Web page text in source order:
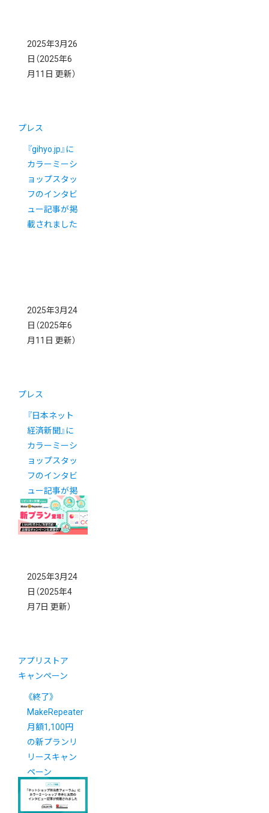
2025年3月26
日 （2025年6
月11日 更新）
プレス
『gihyo.jp⁠』に
カラーミーシ
ョップスタッ
フのインタビ
ュー記事が掲
載されました
2025年3月24
日 （2025年6
月11日 更新）
プレス
『日本ネット
経済新聞』に
カラーミーシ
ョップスタッ
フのインタビ
ュー記事が掲
載されました
2025年3月24
日 （2025年4
月7日 更新）
アプリストア
キャンペーン
《終了》
MakeRepeater
月額1,100円
の新プランリ
リースキャン
ペーン